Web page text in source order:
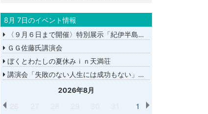
8月 7日のイベント情報
〈９月６日まで開催〉特別展示「紀伊半島大水害から１５年－あの日を忘れない－」
ＧＧ佐藤氏講演会
ぼくとわたしの夏休みｉｎ天満荘
講演会「失敗のない人生には成功もない」講師：ＧＧ佐藤さん
2026年8月
26
1